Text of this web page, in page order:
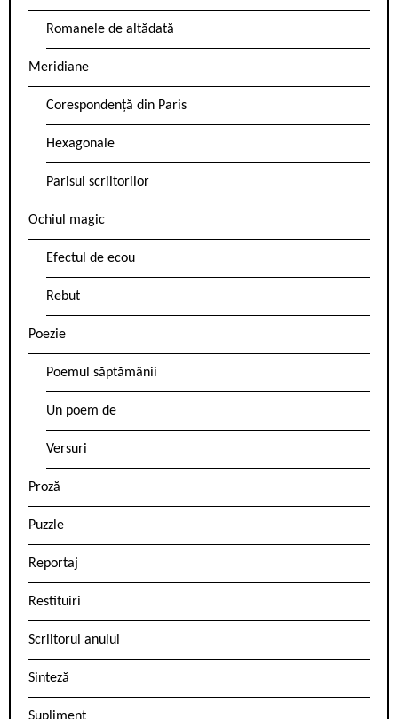
Romanele de altădată
Meridiane
Corespondență din Paris
Hexagonale
Parisul scriitorilor
Ochiul magic
Efectul de ecou
Rebut
Poezie
Poemul săptămânii
Un poem de
Versuri
Proză
Puzzle
Reportaj
Restituiri
Scriitorul anului
Sinteză